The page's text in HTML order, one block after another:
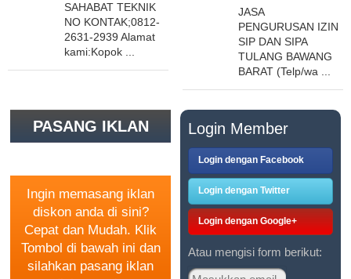
SAHABAT TEKNIK
NO KONTAK;0812-
2631-2939 Alamat
kami:Kopok ...
JASA
PENGURUSAN IZIN
SIP DAN SIPA
TULANG BAWANG
BARAT (Telp/wa ...
PASANG IKLAN
Ingin memasang iklan
diskon anda di sini?
Cepat dan Mudah. Klik
Tombol di bawah ini dan
silahkan pasang iklan
Login Member
Login dengan Facebook
Login dengan Twitter
Login dengan Google+
Atau mengisi form berikut: